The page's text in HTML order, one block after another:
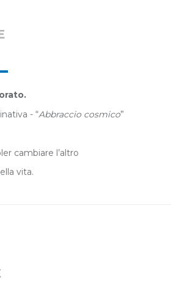
- “Abbraccio cosmico”
cambiare l’altro
vita.